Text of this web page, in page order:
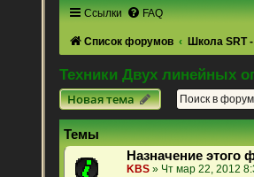
Ссылки FAQ
Список форумов Школа SRT
Техники Двух линейных
Новая тема
Темы
Назначение этого
KBS » Чт мар 22, 2012